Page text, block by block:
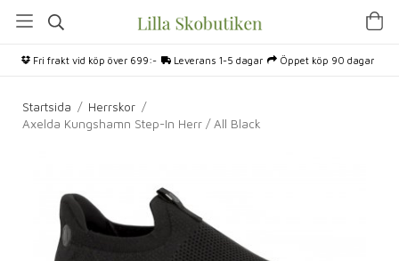
Fri frakt vid köp över 699:- Leverans 1-5 dagar Öppet köp 90 dagar
Startsida / Herrskor /
Axelda Kungshamn Step-In Herr / All Black